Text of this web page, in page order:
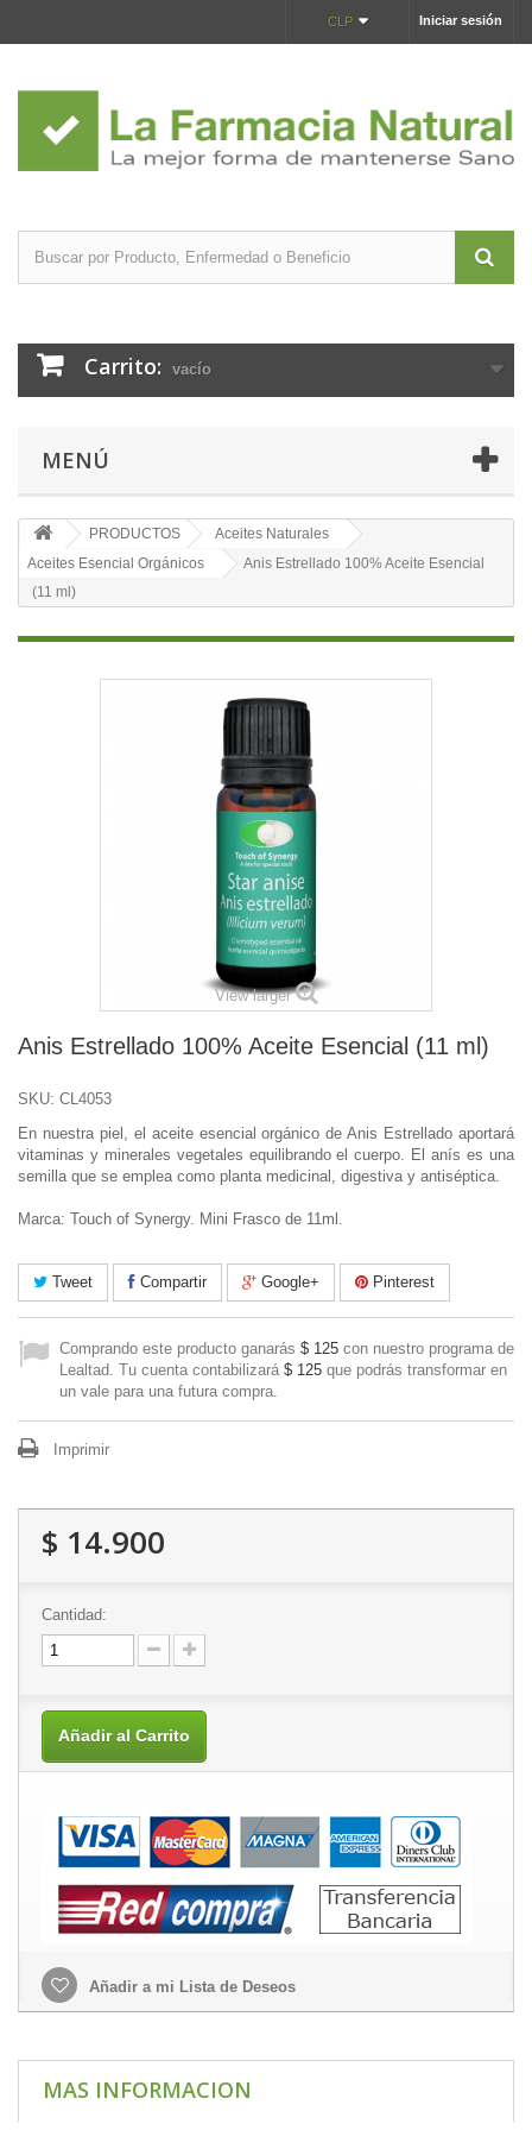
Iniciar sesión
CLP
Carrito: vacío
MENÚ
PRODUCTOS
Aceites Naturales
Aceites Esencial Orgánicos
Anis Estrellado 100% Aceite Esencial
(11 ml)
View larger
Anis Estrellado 100% Aceite Esencial (11 ml)
SKU: CL4053
En nuestra piel, el aceite esencial orgánico de Anis Estrellado aportará
vitaminas y minerales vegetales equilibrando el cuerpo. El anís es una
semilla que se emplea como planta medicinal, digestiva y antiséptica.
Marca: Touch of Synergy. Mini Frasco de 11ml.
Tweet Compartir Google+ Pinterest
Comprando este producto ganarás $ 125 con nuestro programa de
Lealtad. Tu cuenta contabilizará $ 125 que podrás transformar en
un vale para una futura compra.
Imprimir
$ 14.900
Cantidad:
Añadir al Carrito
Añadir a mi Lista de Deseos
MAS INFORMACION